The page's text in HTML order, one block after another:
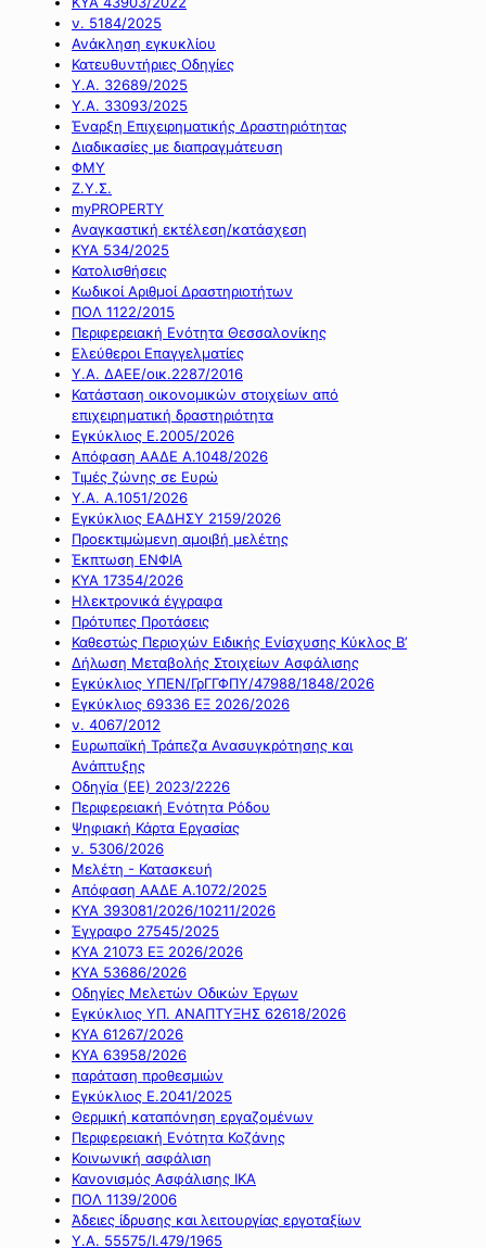
ν. 5184/2025
Ανάκληση εγκυκλίου
Κατευθυντήριες Οδηγίες
Υ.Α. 32689/2025
Υ.Α. 33093/2025
Έναρξη Επιχειρηματικής Δραστηριότητας
Διαδικασίες με διαπραγμάτευση
ΦΜΥ
Ζ.Υ.Σ.
myPROPERTY
Αναγκαστική εκτέλεση/κατάσχεση
ΚΥΑ 534/2025
Κατολισθήσεις
Κωδικοί Αριθμοί Δραστηριοτήτων
ΠΟΛ 1122/2015
Περιφερειακή Ενότητα Θεσσαλονίκης
Ελεύθεροι Επαγγελματίες
Υ.Α. ΔΑΕΕ/οικ.2287/2016
Κατάσταση οικονομικών στοιχείων από
επιχειρηματική δραστηριότητα
Εγκύκλιος Ε.2005/2026
Απόφαση ΑΑΔΕ Α.1048/2026
Τιμές ζώνης σε Ευρώ
Υ.Α. Α.1051/2026
Εγκύκλιος ΕΑΔΗΣΥ 2159/2026
Προεκτιμώμενη αμοιβή μελέτης
Έκπτωση ΕΝΦΙΑ
ΚΥΑ 17354/2026
Ηλεκτρονικά έγγραφα
Πρότυπες Προτάσεις
Καθεστώς Περιοχών Ειδικής Ενίσχυσης Κύκλος Β’
Δήλωση Μεταβολής Στοιχείων Ασφάλισης
Εγκύκλιος ΥΠΕΝ/ΓρΓΓΦΠΥ/47988/1848/2026
Εγκύκλιος 69336 ΕΞ 2026/2026
ν. 4067/2012
Ευρωπαϊκή Τράπεζα Ανασυγκρότησης και
Ανάπτυξης
Οδηγία (ΕΕ) 2023/2226
Περιφερειακή Ενότητα Ρόδου
Ψηφιακή Κάρτα Εργασίας
ν. 5306/2026
Μελέτη - Κατασκευή
Απόφαση ΑΑΔΕ Α.1072/2025
ΚΥΑ 393081/2026/10211/2026
Έγγραφο 27545/2025
ΚΥΑ 21073 ΕΞ 2026/2026
ΚΥΑ 53686/2026
Οδηγίες Μελετών Οδικών Έργων
Εγκύκλιος ΥΠ. ΑΝΑΠΤΥΞΗΣ 62618/2026
ΚΥΑ 61267/2026
ΚΥΑ 63958/2026
παράταση προθεσμιών
Εγκύκλιος Ε.2041/2025
Θερμική καταπόνηση εργαζομένων
Περιφερειακή Ενότητα Κοζάνης
Κοινωνική ασφάλιση
Κανονισμός Ασφάλισης ΙΚΑ
ΠΟΛ 1139/2006
Άδειες ίδρυσης και λειτουργίας εργοταξίων
Υ.Α. 55575/Ι.479/1965